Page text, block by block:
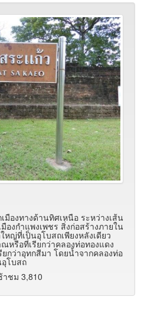
องทางด้านทิศเหนือ ระหว่างเส้น
องกําแพงเพชร สิ่งก่อสร้างภายใน
ญ่ที่เป็นอุโบสถเพียงหลังเดียว
หรือที่เรียกว่าคลองท่อทองแดง
กว่าอุทกสีมา โดยน้ำจากคลองท่อ
โบสถ
าชม 3,810